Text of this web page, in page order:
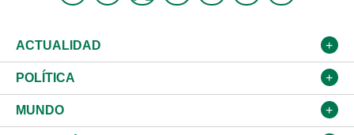
ACTUALIDAD
Nacional
Ciudad
POLÍTICA
Partidos
MUNDO